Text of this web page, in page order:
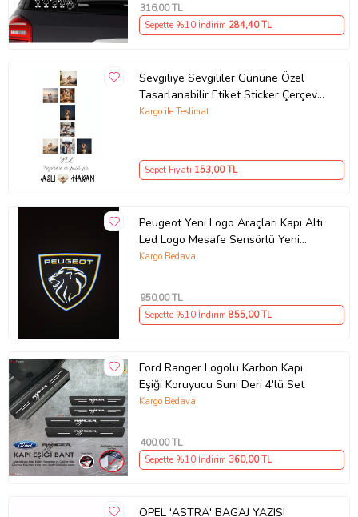
316,00 TL
Sepette %10 İndirim 284,40 TL
Sevgiliye Sevgililer Gününe Özel
Tasarlanabilir Etiket Sticker Çerçeve
ve Tablo Uygun (Parlak Beyaz)
Kargo ile Teslimat
Sepet Fiyatı 153,00 TL
Peugeot Yeni Logo Araçları Kapı Altı
Led Logo Mesafe Sensörlü Yeni
Nesil 2 ADET
Kargo Bedava
950,00 TL
Sepette %10 İndirim 855,00 TL
Ford Ranger Logolu Karbon Kapı
Eşiği Koruyucu Suni Deri 4'lü Set
Kargo Bedava
400,00 TL
Sepette %10 İndirim 360,00 TL
OPEL 'ASTRA' BAGAJ YAZISI